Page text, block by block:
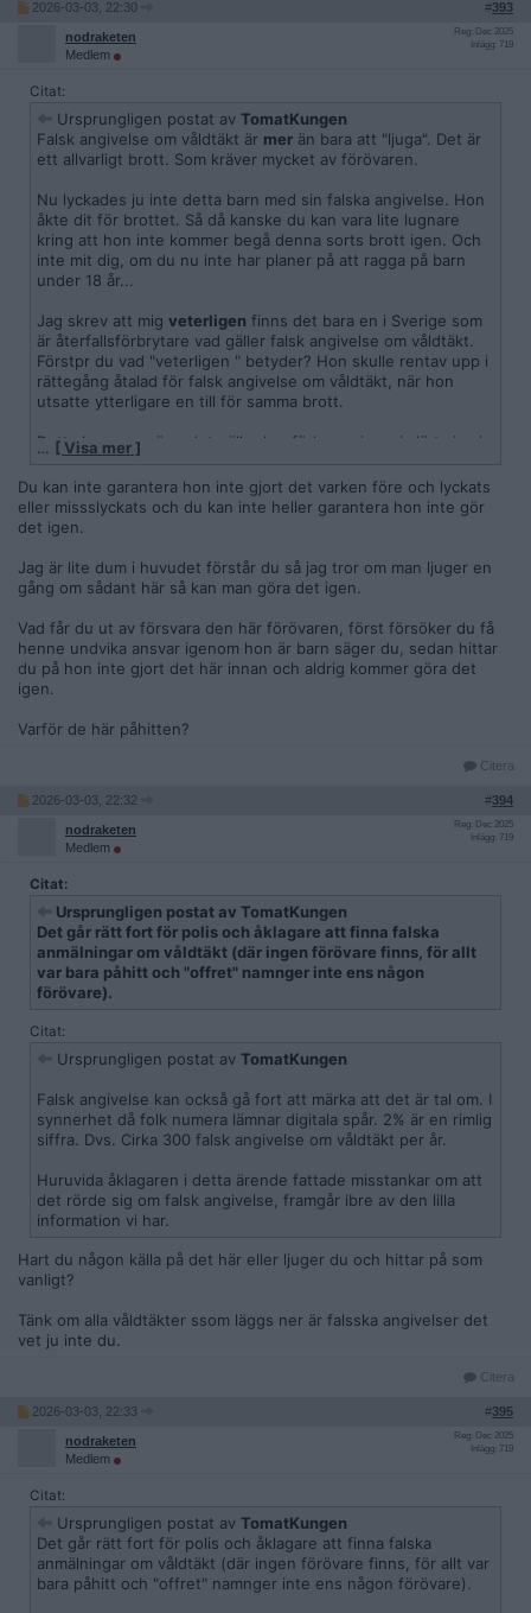
2026-03-03, 22:30 #393
nodraketen
Medlem
Reg: Dec 2025
Inlägg: 719
Citat:
Ursprungligen postat av TomatKungen
Falsk angivelse om våldtäkt är mer än bara att "ljuga". Det är
ett allvarligt brott. Som kräver mycket av förövaren.
Nu lyckades ju inte detta barn med sin falska angivelse. Hon
åkte dit för brottet. Så då kanske du kan vara lite lugnare
kring att hon inte kommer begå denna sorts brott igen. Och
inte mit dig, om du nu inte har planer på att ragga på barn
under 18 år...
Jag skrev att mig veterligen finns det bara en i Sverige som
är återfallsförbrytare vad gäller falsk angivelse om våldtäkt.
Förstpr du vad "veterligen " betyder? Hon skulle rentav upp i
rättegång åtalad för falsk angivelse om våldtäkt, när hon
utsatte ytterligare en till för samma brott.
Detta barn som ärendet gäller har förhoppningsvis lärt sig sin
läxa och kommer inte göra om detta brott igen.
… [ Visa mer ]
Du kan inte garantera hon inte gjort det varken före och lyckats
eller missslyckats och du kan inte heller garantera hon inte gör
det igen.
Jag är lite dum i huvudet förstår du så jag tror om man ljuger en
gång om sådant här så kan man göra det igen.
Vad får du ut av försvara den här förövaren, först försöker du få
henne undvika ansvar igenom hon är barn säger du, sedan hittar
du på hon inte gjort det här innan och aldrig kommer göra det
igen.
Varför de här påhitten?
Citera
2026-03-03, 22:32 #394
nodraketen
Medlem
Reg: Dec 2025
Inlägg: 719
Citat:
Ursprungligen postat av TomatKungen
Det går rätt fort för polis och åklagare att finna falska
anmälningar om våldtäkt (där ingen förövare finns, för allt
var bara påhitt och "offret" namnger inte ens någon
förövare).
Citat:
Ursprungligen postat av TomatKungen
Falsk angivelse kan också gå fort att märka att det är tal om. I
synnerhet då folk numera lämnar digitala spår. 2% är en rimlig
siffra. Dvs. Cirka 300 falsk angivelse om våldtäkt per år.
Huruvida åklagaren i detta ärende fattade misstankar om att
det rörde sig om falsk angivelse, framgår ibre av den lilla
information vi har.
Hart du någon källa på det här eller ljuger du och hittar på som
vanligt?
Tänk om alla våldtäkter ssom läggs ner är falsska angivelser det
vet ju inte du.
Citera
2026-03-03, 22:33 #395
nodraketen
Medlem
Reg: Dec 2025
Inlägg: 719
Citat:
Ursprungligen postat av TomatKungen
Det går rätt fort för polis och åklagare att finna falska
anmälningar om våldtäkt (där ingen förövare finns, för allt var
bara påhitt och "offret" namnger inte ens någon förövare).